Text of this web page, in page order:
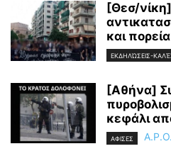
[Θεσ/
και πορεία
ΕΚΔΗΛΏΣΕΙΣ-
[Αθήνα]
κεφάλι
ΑΦΙΣΕΣ A.P.O.